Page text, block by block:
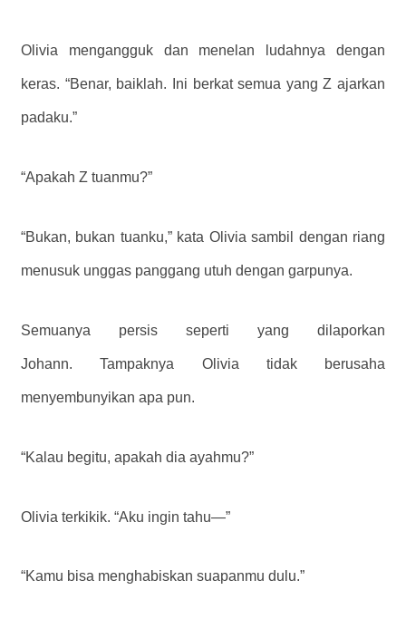
Olivia mengangguk dan menelan ludahnya dengan
keras. “Benar, baiklah. Ini berkat semua yang Z ajarkan
padaku.”
“Apakah Z tuanmu?”
“Bukan, bukan tuanku,” kata Olivia sambil dengan riang
menusuk unggas panggang utuh dengan garpunya.
Semuanya persis seperti yang dilaporkan
Johann. Tampaknya Olivia tidak berusaha
menyembunyikan apa pun.
“Kalau begitu, apakah dia ayahmu?”
Olivia terkikik. “Aku ingin tahu—”
“Kamu bisa menghabiskan suapanmu dulu.”